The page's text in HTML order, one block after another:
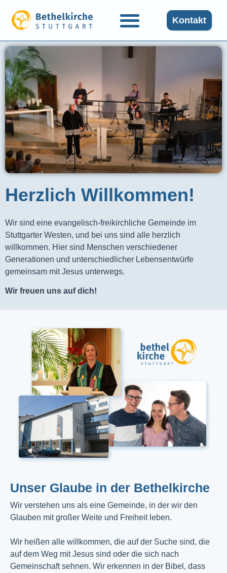
Kontakt
Herzlich Willkommen!
Wir sind eine evangelisch-freikirchliche Gemeinde im
Stuttgarter Westen, und bei uns sind alle herzlich
willkommen. Hier sind Menschen verschiedener
Generationen und unterschiedlicher Lebensentwürfe
gemeinsam mit Jesus unterwegs.
Wir freuen uns auf dich!
Unser Glaube in der Bethelkirche
Wir verstehen uns als eine Gemeinde, in der wir den
Glauben mit großer Weite und Freiheit leben.
Wir heißen alle willkommen, die auf der Suche sind, die
auf dem Weg mit Jesus sind oder die sich nach
Gemeinschaft sehnen. Wir erkennen in der Bibel, dass